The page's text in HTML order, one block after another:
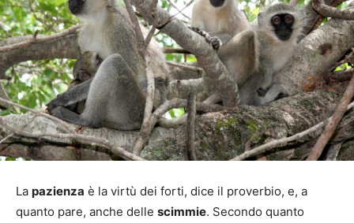
La pazienza è la virtù dei forti, dice il proverbio, e, a
quanto pare, anche delle scimmie. Secondo quanto